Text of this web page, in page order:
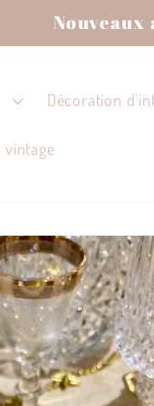
Décoration
vintage